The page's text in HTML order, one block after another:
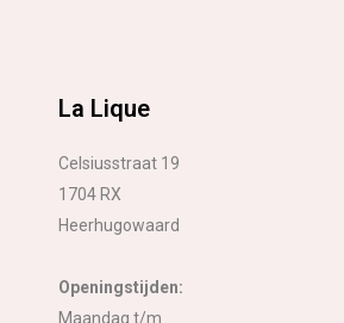
La Lique
Celsiusstraat 19
1704 RX
Heerhugowaard
Openingstijden:
Maandag t/m